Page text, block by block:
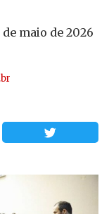
de maio de 2026